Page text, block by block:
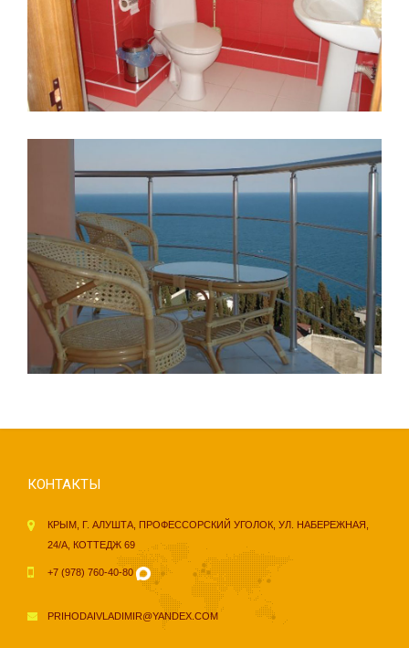
КОНТАКТЫ
КРЫМ, Г. АЛУШТА, ПРОФЕССОРСКИЙ УГОЛОК, УЛ. НАБЕРЕЖНАЯ,
24/А, КОТТЕДЖ 69
+7 (978) 760-40-80
PRIHODAIVLADIMIR@YANDEX.COM